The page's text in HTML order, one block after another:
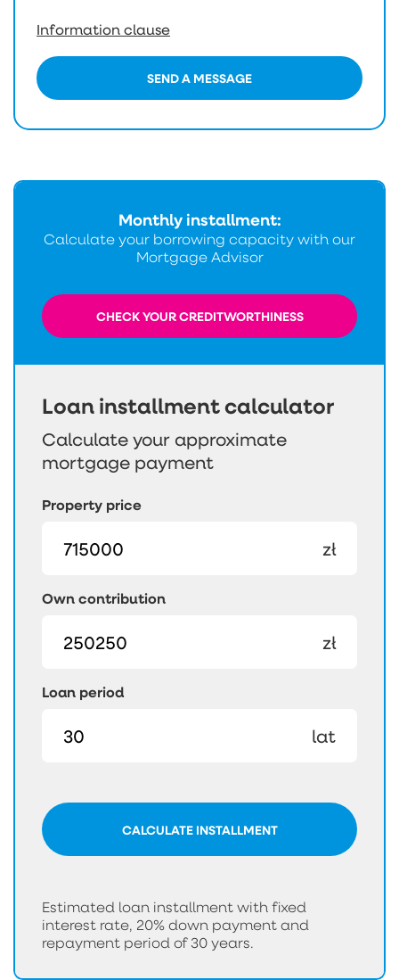
Information clause
SEND A MESSAGE
Loan installment calculator
Calculate your approximate
mortgage payment
Property price
zł
Own contribution
zł
Loan period
lat
CALCULATE INSTALLMENT
Estimated loan installment with fixed
interest rate, 20% down payment and
repayment period of 30 years.
Monthly installment:
Calculate your borrowing capacity with our
Mortgage Advisor
CHECK YOUR CREDITWORTHINESS